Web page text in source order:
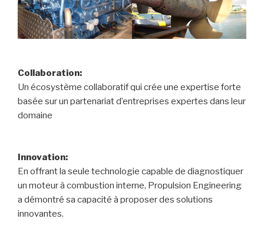
Collaboration:
Un écosystème collaboratif qui crée une expertise forte
basée sur un partenariat d’entreprises expertes dans leur
domaine
Innovation:
En offrant la seule technologie capable de diagnostiquer
un moteur à combustion interne, Propulsion Engineering
a démontré sa capacité à proposer des solutions
innovantes.